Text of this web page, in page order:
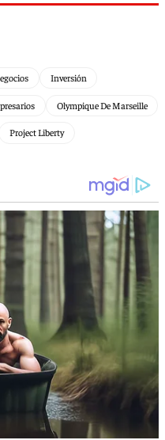
Inversión
Olympique De Marseille
Project Liberty